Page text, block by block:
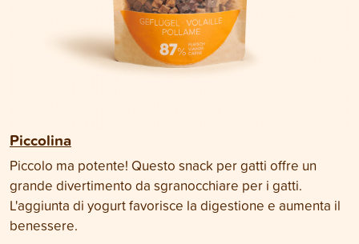
Piccolina
Piccolo ma potente! Questo snack per gatti offre un
grande divertimento da sgranocchiare per i gatti.
L'aggiunta di yogurt favorisce la digestione e aumenta il
benessere.